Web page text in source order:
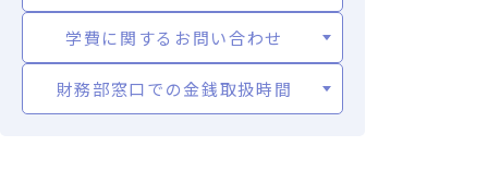
学費に関するお問い合わせ
財務部窓口での金銭取扱時間